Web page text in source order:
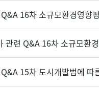
16차 소규모환경영향
관련 Q&A 16차 소규모환
15차 도시개발법에 따